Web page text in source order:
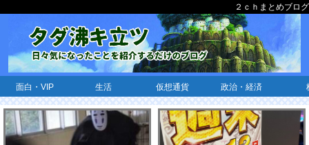
２ｃｈまとめブログ
面白・VIP 生活 仮想通貨 政治・経済